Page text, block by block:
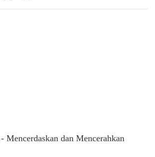
dan Mencerahkan